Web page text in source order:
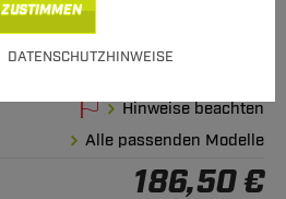
DATENSCHUTZHINWEISE
ZUSTIMMEN
Hinweise beachten
Alle passenden Modelle
186,50 €